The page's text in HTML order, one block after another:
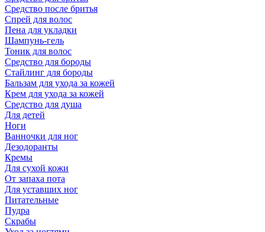
Средство после бритья
Спрей для волос
Пена для укладки
Шампунь-гель
Тоник для волос
Средство для бороды
Стайлинг для бороды
Бальзам для ухода за кожей
Крем для ухода за кожей
Средство для душа
Для детей
Ноги
Ванночки для ног
Дезодоранты
Кремы
Для сухой кожи
От запаха пота
Для уставших ног
Питательные
Пудра
Скрабы